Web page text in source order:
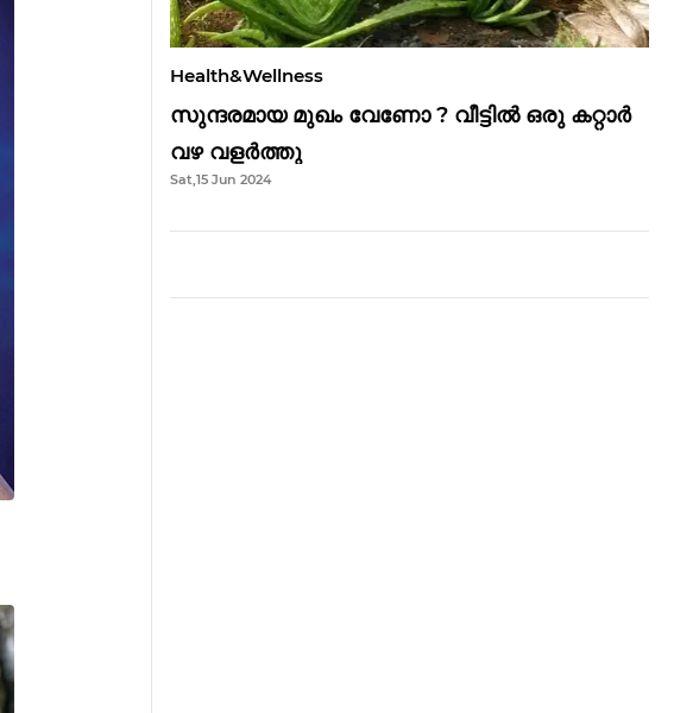
Health&Wellness
സുന്ദരമായ മുഖം വേണോ ? വീട്ടിൽ ഒരു കറ്റാർ
വഴ വളർത്തു
Sat,15 Jun 2024